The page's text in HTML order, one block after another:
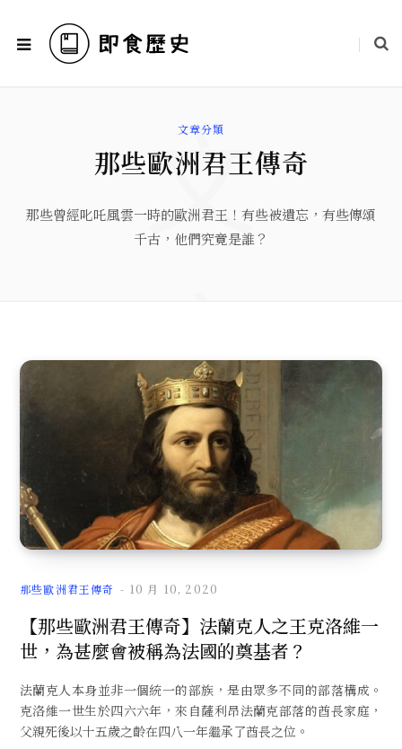
文章分類
那些歐洲君王傳奇
文
章
分
類
那些曾經叱吒風雲一時的歐洲君王！有些被遺忘，有些傳頌
千古，他們究竟是誰？
那些歐洲君王傳奇 10 月 10, 2020
【那些歐洲君王傳奇】法蘭克人之王克洛維一
世，為甚麼會被稱為法國的奠基者？
法蘭克人本身並非一個統一的部族，是由眾多不同的部落構成。
克洛維一世生於四六六年，來自薩利昂法蘭克部落的酋長家庭，
父親死後以十五歲之齡在四八一年繼承了酋長之位。